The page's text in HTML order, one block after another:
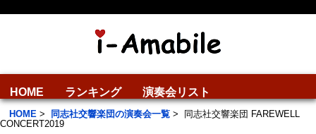
HOME ランキング 演奏会リスト
HOME > 同志社交響楽団の演奏会一覧 >
同志社交響楽団 FAREWELL
CONCERT2019